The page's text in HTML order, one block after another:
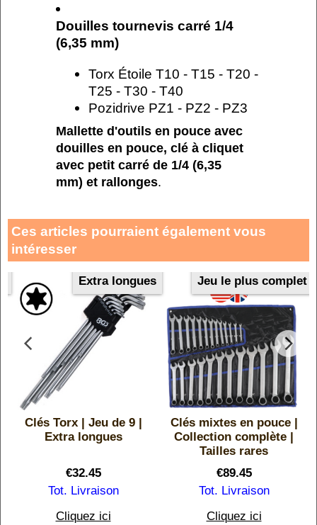
Douilles tournevis carré 1/4
(6,35 mm)
Torx Étoile T10 - T15 - T20 -
T25 - T30 - T40
Pozidrive PZ1 - PZ2 - PZ3
Mallette d'outils en pouce avec
douilles en pouce, clé à cliquet
avec petit carré de 1/4 (6,35
mm) et rallonges.
Ces articles pourraient également vous
intéresser
Extra longues
Clés Torx | Jeu de 9 |
Extra longues
€32.45
Tot. Livraison
Cliquez ici
Jeu le plus complet
Clés mixtes en pouce |
Collection complète |
Tailles rares
€89.45
Tot. Livraison
Cliquez ici